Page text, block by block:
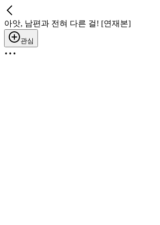
아앗, 남편과 전혀 다른 걸! [연재본]
관심